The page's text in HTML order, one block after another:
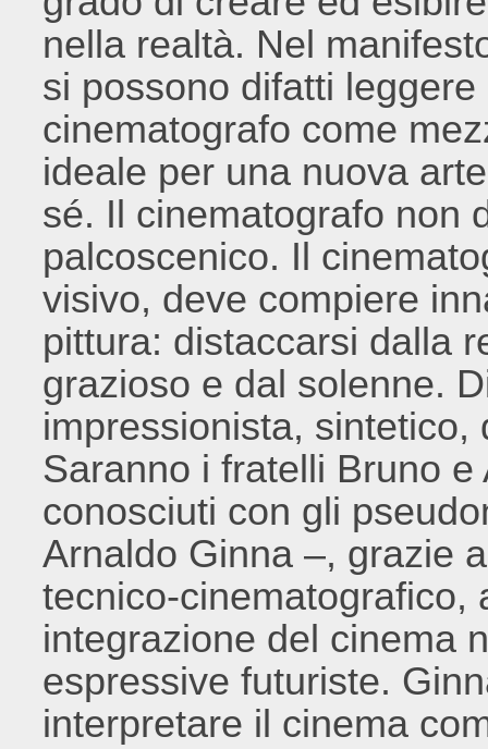
nella realtà. Nel
si possono difatti
cinematografo come
ideale per una nuova
sé. Il cinematografo non
palcoscenico. Il
visivo, deve compiere
pittura: distaccarsi dalla
grazioso e dal solenne.
impressionista, sintetico,
Saranno i fratelli Bruno
conosciuti con gli
Arnaldo Ginna –, grazie
tecnico-cinematografico,
integrazione del cinema
espressive futuriste.
interpretare il cinema